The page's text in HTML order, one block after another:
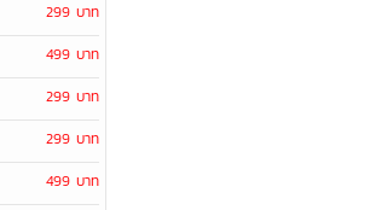
299 บาท
499 บาท
299 บาท
299 บาท
499 บาท